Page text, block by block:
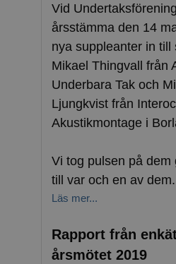
Vid
årsstämma den 14
nya suppleanter in till
Mikael Thingvall från
Underbara Tak och
Ljungkvist från
Akustikmontage i
Vi tog pulsen på
till var och en av dem.
Läs mer...
Rapport från
årsmötet 2019